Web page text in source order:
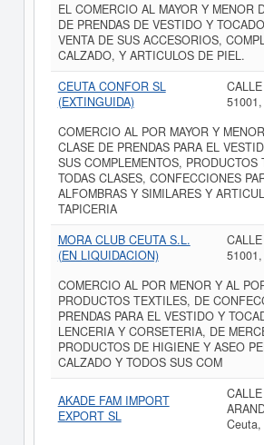
EL COMERCIO AL MAYOR Y MENOR
DE PRENDAS DE VESTIDO Y
VENTA DE SUS ACCESORIOS,
CALZADO, Y ARTICULOS DE PIEL.
CEUTA CONFOR SL
(EXTINGUIDA)
COMERCIO AL POR MAYOR Y
CLASE DE PRENDAS PARA EL
SUS COMPLEMENTOS, PRODUCTOS
TODAS CLASES, CONFECCIONES
ALFOMBRAS Y SIMILARES Y
TAPICERIA
MORA CLUB CEUTA S.L.
(EN LIQUIDACION)
COMERCIO AL POR MENOR Y AL
PRODUCTOS TEXTILES, DE
PRENDAS PARA EL VESTIDO Y
LENCERIA Y CORSETERIA, DE
PRODUCTOS DE HIGIENE Y ASEO
CALZADO Y TODOS SUS COM
AKADE FAM IMPORT
EXPORT SL
Ceuta,